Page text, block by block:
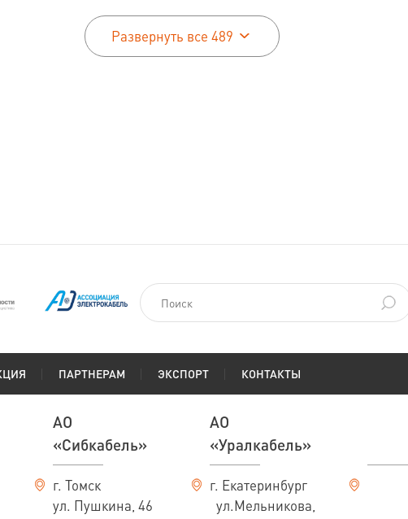
По запросу
Развернуть все 489
ПАРТНЕРАМ ЭКСПОРТ КОНТАКТЫ
АО
«Сибкабель»
г. Томск
ул. Пушкина, 46
АО
«Уралкабель»
г. Екатеринбург
ул.Мельникова,